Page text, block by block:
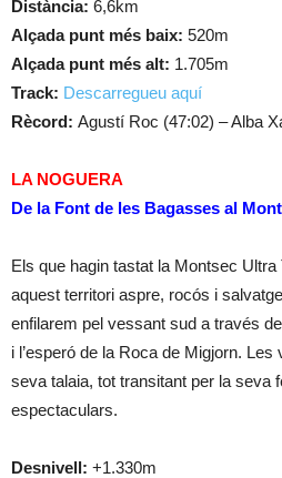
Distància: 6,6km
Alçada punt més baix: 520m
Alçada punt més alt: 1.705m
Track: Descarregueu aquí
Rècord: Agustí Roc (47:02) – Alba
LA NOGUERA
De la Font de les Bagasses al
Els que hagin tastat la Montsec
aquest territori aspre, rocós i
enfilarem pel vessant sud a través
i l’esperó de la Roca de Migjorn.
seva talaia, tot transitant per la seva
espectaculars.
Desnivell: +1.330m